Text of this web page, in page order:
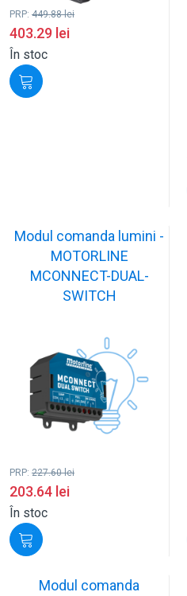
PRP: 449.88lei
403.29 lei
În stoc
Modul comanda lumini -
MOTORLINE
MCONNECT-DUAL-
SWITCH
PRP: 227.60lei
203.64 lei
În stoc
Modul comanda